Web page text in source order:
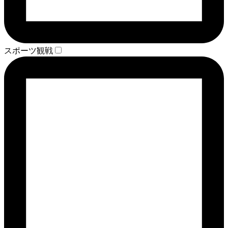
スポーツ観戦